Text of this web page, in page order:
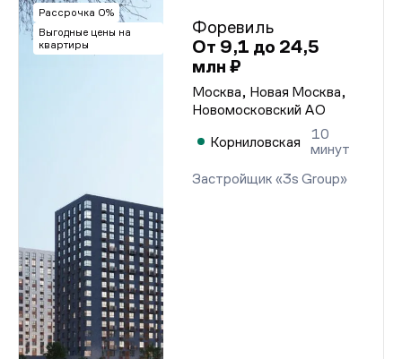
Рассрочка 0%
Выгодные цены на
квартиры
Форевиль
От 9,1 до 24,5
млн ₽
Москва, Новая Москва,
Новомосковский АО
Корниловская
10
минут
Застройщик «3s Group»